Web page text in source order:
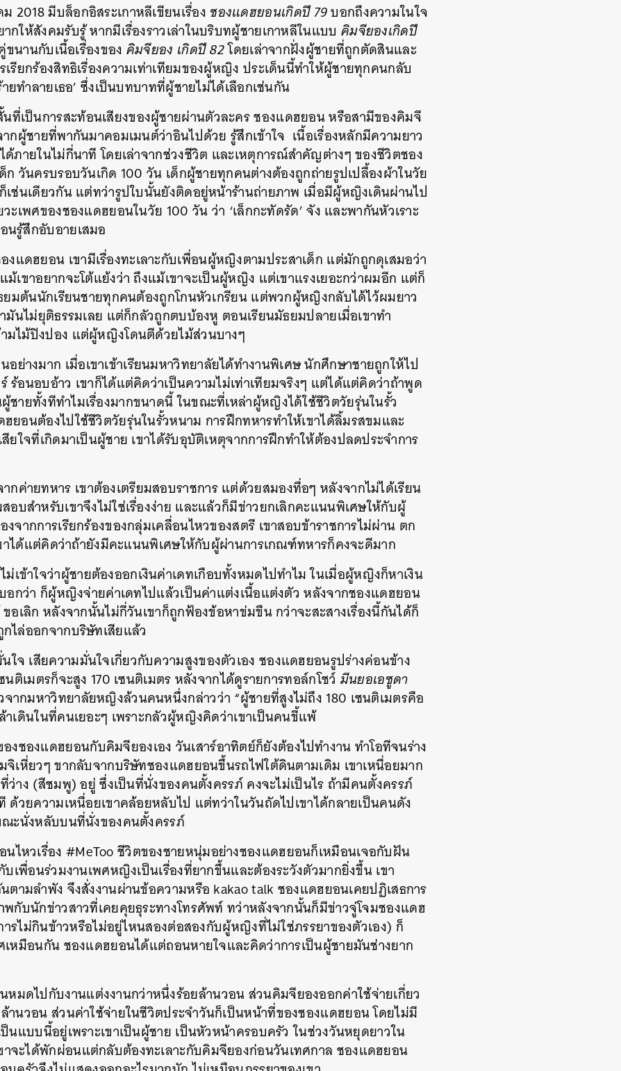
2018 มีบล็อกอิสระเกาหลีเขียนเรื่อง ชองแดฮยอนเกิดปี 79บอกถึงความในใจ
ให้สังคมรับรู้ หากมีเรื่องราวเล่าในบริบทผู้ชายเกาหลีในแบบ คิมจียองเกิดปี
ขนานกับเนื้อเรื่องของ คิมจียอง เกิดปี 82โดยเล่าจากฝั่งผู้ชายที่ถูกตัดสินและ
รียกร้องสิทธิเรื่องความเท่าเทียมของผู้หญิง ประเด็นนี้ทำให้ผู้ชายทุกคนกลับ
ายทำลายเธอ’ ซึ่งเป็นบทบาทที่ผู้ชายไม่ได้เลือกเช่นกัน
นที่เป็นการสะท้อนเสียงของผู้ชายผ่านตัวละคร ชองแดฮยอน หรือสามีของคิมจี
กผู้ชายที่พากันมาคอมเมนต์ว่าอินไปด้วย รู้สึกเข้าใจ เนื้อเรื่องหลักมีความยาว
ภายในไม่กี่นาที โดยเล่าจากช่วงชีวิต และเหตุการณ์สำคัญต่างๆ ของชีวิตชอง
วันครบรอบวันเกิด 100 วัน เด็กผู้ชายทุกคนต่างต้องถูกถ่ายรูปเปลื้องผ้าในวัย
ช่นเดียวกัน แต่ทว่ารูปใบนั้นยังติดอยู่หน้าร้านถ่ายภาพ เมื่อมีผู้หญิงเดินผ่านไป
ะเพศของชองแดฮยอนในวัย 100 วัน ว่า ‘เล็กกะทัดรัด’ จัง และพากันหัวเราะ
รู้สึกอับอายเสมอ
งแดฮยอน เขามีเรื่องทะเลาะกับเพื่อนผู้หญิงตามประสาเด็ก แต่มักถูกดุเสมอว่า
เขาอยากจะโต้แย้งว่า ถึงแม้เขาจะเป็นผู้หญิง แต่เขาแรงเยอะกว่าผมอีก แต่ก็
มต้นนักเรียนชายทุกคนต้องถูกโกนหัวเกรียน แต่พวกผู้หญิงกลับได้ไว้ผมยาว
มันไม่ยุติธรรมเลย แต่ก็กลัวถูกตบบ้องหู ตอนเรียนมัธยมปลายเมื่อเขาทำ
ไม้ปิงปอง แต่ผู้หญิงโดนตีด้วยไม้ส่วนบางๆ
อย่างมาก เมื่อเขาเข้าเรียนมหาวิทยาลัยได้ทำงานพิเศษ นักศึกษาชายถูกให้ไป
ร้อนอบอ้าว เขาก็ได้แต่คิดว่าเป็นความไม่เท่าเทียมจริงๆ แต่ได้แต่คิดว่าถ้าพูด
ชายทั้งทีทำไมเรื่องมากขนาดนี้ ในขณะที่เหล่าผู้หญิงได้ใช้ชีวิตวัยรุ่นในรั้ว
ยอนต้องไปใช้ชีวิตวัยรุ่นในรั้วหนาม การฝึกทหารทำให้เขาได้ลิ้มรสขมและ
ยใจที่เกิดมาเป็นผู้ชาย เขาได้รับอุบัติเหตุจากการฝึกทำให้ต้องปลดประจำการ
กค่ายทหาร เขาต้องเตรียมสอบราชการ แต่ด้วยสมองทื่อๆ หลังจากไม่ได้เรียน
อบสำหรับเขาจึงไม่ใช่เรื่องง่าย และแล้วก็มีข่าวยกเลิกคะแนนพิเศษให้กับผู้
จากการเรียกร้องของกลุ่มเคลื่อนไหวของสตรี เขาสอบข้าราชการไม่ผ่าน ตก
าได้แต่คิดว่าถ้ายังมีคะแนนพิเศษให้กับผู้ผ่านการเกณฑ์ทหารก็คงจะดีมาก
ม่เข้าใจว่าผู้ชายต้องออกเงินค่าเดทเกือบทั้งหมดไปทำไม ในเมื่อผู้หญิงก็หาเงิน
อกว่า ก็ผู้หญิงจ่ายค่าเดทไปแล้วเป็นค่าแต่งเนื้อแต่งตัว หลังจากชองแดฮยอน
อเลิก หลังจากนั้นไม่กี่วันเขาก็ถูกฟ้องข้อหาข่มขืน กว่าจะสะสางเรื่องนี้กันได้ก็
ไล่ออกจากบริษัทเสียแล้ว
นใจ เสียความมั่นใจเกี่ยวกับความสูงของตัวเอง ชองแดฮยอนรูปร่างค่อนข้าง
ติเมตรก็จะสูง 170 เซนติเมตร หลังจากได้ดูรายการทอล์กโชว์ มีนยอเอซูดา
จากมหาวิทยาลัยหญิงล้วนคนหนึ่งกล่าวว่า “ผู้ชายที่สูงไม่ถึง 180 เซนติเมตรคือ
เดินในที่คนเยอะๆ เพราะกลัวผู้หญิงคิดว่าเขาเป็นคนขี้แพ้
งชองแดฮยอนกับคิมจียองเอง วันเสาร์อาทิตย์ก็ยังต้องไปทำงาน ทำโอทีจนร่าง
จิเหี่ยวๆ ขากลับจากบริษัทชองแดฮยอนขึ้นรถไฟใต้ดินตามเดิม เขาเหนื่อยมาก
ว่าง (สีชมพู) อยู่ ซึ่งเป็นที่นั่งของคนตั้งครรภ์ คงจะไม่เป็นไร ถ้ามีคนตั้งครรภ์
ด้วยความเหนื่อยเขาคล้อยหลับไป แต่ทว่าในวันถัดไปเขาได้กลายเป็นคนดัง
ณะนั่งหลับบนที่นั่งของคนตั้งครรภ์
นไหวเรื่อง #MeToo ชีวิตของชายหนุ่มอย่างชองแดฮยอนก็เหมือนเจอกับฝัน
บเพื่อนร่วมงานเพศหญิงเป็นเรื่องที่ยากขึ้นและต้องระวังตัวมากยิ่งขึ้น เขา
ตามลำพัง จึงสั่งงานผ่านข้อความหรือ kakao talk ชองแดฮยอนเคยปฏิเสธการ
พกับนักข่าวสาวที่เคยคุยธุระทางโทรศัพท์ ทว่าหลังจากนั้นก็มีข่าวจู่โจมชองแดฮ
รไม่กินข้าวหรือไม่อยู่ไหนสองต่อสองกับผู้หญิงที่ไม่ใช่ภรรยาของตัวเอง) ก็
เหมือนกัน ชองแดฮยอนได้แต่ถอนหายใจและคิดว่าการเป็นผู้ชายมันช่างยาก
หมดไปกับงานแต่งงานกว่าหนึ่งร้อยล้านวอน ส่วนคิมจียองออกค่าใช้จ่ายเกี่ยว
านวอน ส่วนค่าใช้จ่ายในชีวิตประจำวันก็เป็นหน้าที่ของชองแดฮยอน โดยไม่มี
นแบบนี้อยู่เพราะเขาเป็นผู้ชาย เป็นหัวหน้าครอบครัว ในช่วงวันหยุดยาวใน
จะได้พักผ่อนแต่กลับต้องทะเลาะกับคิมจียองก่อนวันเทศกาล ชองแดฮยอน
า
SHARE TWEET LINE EMAIL